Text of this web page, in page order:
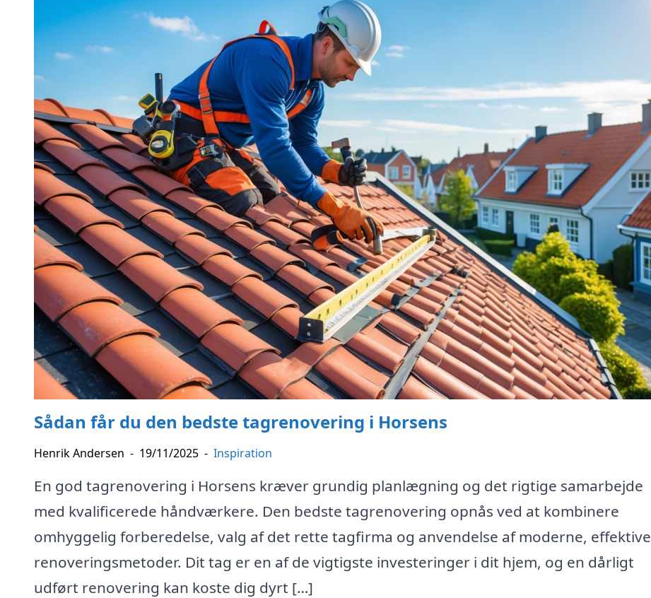
Sådan får du den bedste tagrenovering i Horsens
Henrik Andersen - 19/11/2025 - Inspiration
En god tagrenovering i Horsens kræver grundig planlægning og det rigtige samarbejde
med kvalificerede håndværkere. Den bedste tagrenovering opnås ved at kombinere
omhyggelig forberedelse, valg af det rette tagfirma og anvendelse af moderne, effektive
renoveringsmetoder. Dit tag er en af de vigtigste investeringer i dit hjem, og en dårligt
udført renovering kan koste dig dyrt […]